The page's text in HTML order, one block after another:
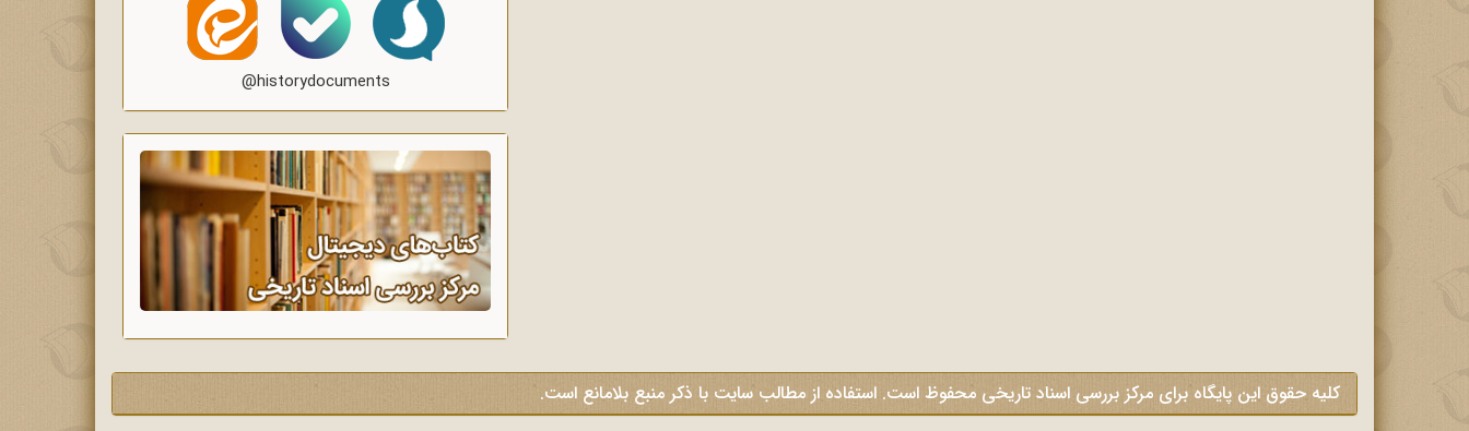
@historydocuments
کلیه حقوق این پایگاه برای مرکز بررسی اسناد تاریخی محفوظ است. استفاده از مطالب سایت با ذکر منبع بلامانع است.